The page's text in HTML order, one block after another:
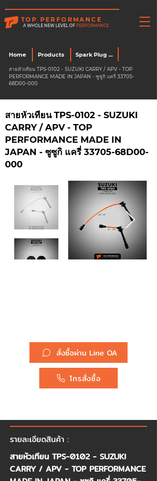
TOP PERFORMANCE
A WHOLE NEW LEVEL OF PERFORMANCE
Home Products
สายหัวเทียน TPS-0102 - SUZUKI CARRY / APV - TOP
PERFORMANCE MADE IN JAPAN - ซูซูกิ แครี่ 33705-
68D00-000
Spark Plug Wire
สายหัวเทียน TPS-0102 - SUZUKI
CARRY / APV - TOP
PERFORMANCE MADE IN
JAPAN - ซูซูกิ แครี่ 33705-68D00-
000
สั่งซื้อผ่าน Line OA
โทรสั่งซื้อ
รายละเอียดสินค้า :
สายหัวเทียน TPS-0102 - SUZUKI
CARRY / APV - TOP PERFORMANCE